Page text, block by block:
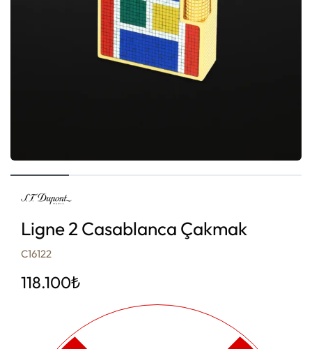
Ligne 2 Casablanca Çakmak
C16122
118.100₺